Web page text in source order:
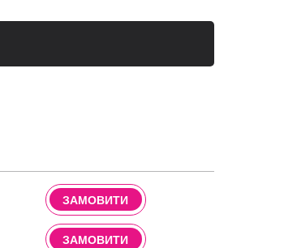
ЗАМОВИТИ
ЗАМОВИТИ